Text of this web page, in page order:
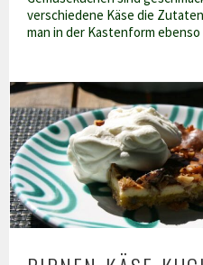
verschiedene Käse die
man in der Kastenform